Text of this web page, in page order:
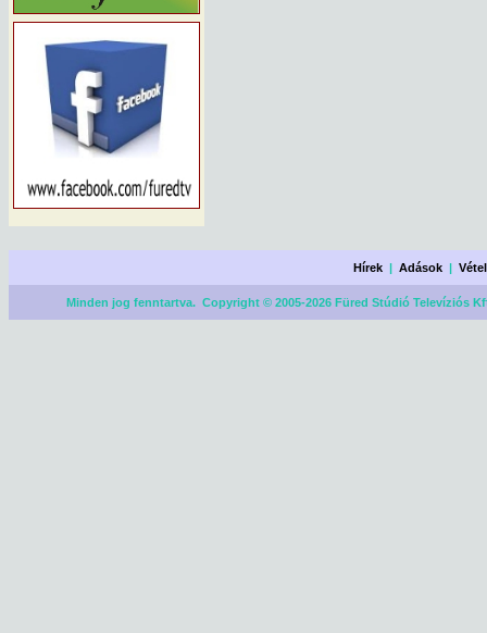
Hírek |Adások |
Minden jog fenntartva. Copyright © 2005-2026 Füred Stúdió Televíziós